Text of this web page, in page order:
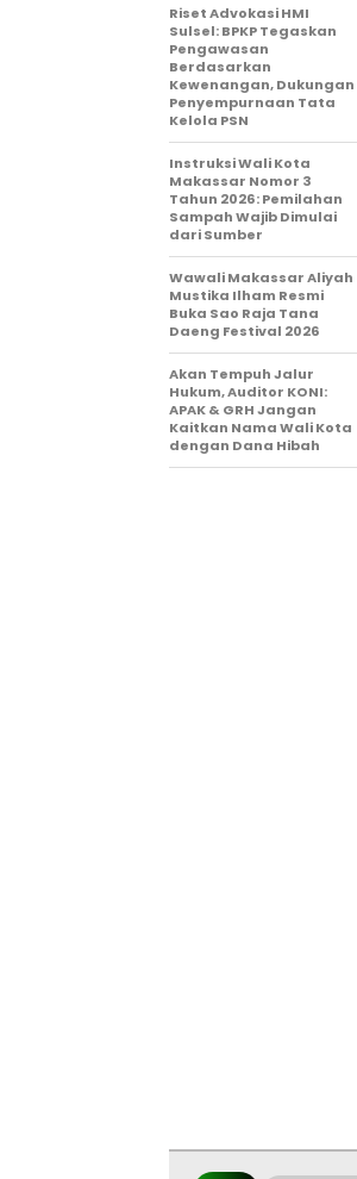
Riset Advokasi HMI
Sulsel: BPKP Tegaskan
Pengawasan
Berdasarkan
Kewenangan, Dukungan
Penyempurnaan Tata
Kelola PSN
Instruksi Wali Kota
Makassar Nomor 3
Tahun 2026: Pemilahan
Sampah Wajib Dimulai
dari Sumber
Wawali Makassar Aliyah
Mustika Ilham Resmi
Buka Sao Raja Tana
Daeng Festival 2026
Akan Tempuh Jalur
Hukum, Auditor KONI:
APAK & GRH Jangan
Kaitkan Nama Wali Kota
dengan Dana Hibah